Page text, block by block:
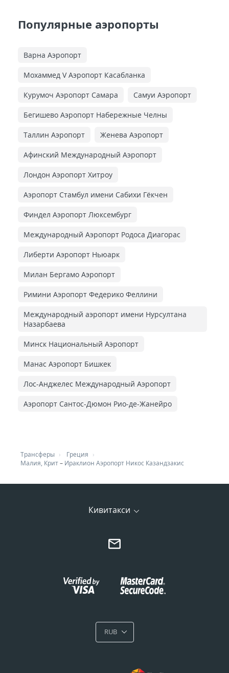
Популярные аэропорты
Варна Аэропорт
Мохаммед V Аэропорт Касабланка
Курумоч Аэропорт Самара Самуи Аэропорт
Бегишево Аэропорт Набережные Челны
Таллин Аэропорт Женева Аэропорт
Афинский Международный Аэропорт
Лондон Аэропорт Хитроу
Аэропорт Стамбул имени Сабихи Гёкчен
Финдел Аэропорт Люксембург
Международный Аэропорт Родоса Диагорас
Либерти Аэропорт Ньюарк
Милан Бергамо Аэропорт
Римини Аэропорт Федерико Феллини
Международный аэропорт имени Нурсултана
Назарбаева
Минск Национальный Аэропорт
Манас Аэропорт Бишкек
Лос-Анджелес Международный Аэропорт
Аэропорт Сантос-Дюмон Рио-де-Жанейро
Трансферы
Греция
Малия, Крит– Ираклион Аэропорт Никос Казандзакис
Кивитакси
RUB